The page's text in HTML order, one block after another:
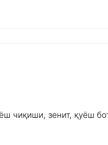
чиқиши, зенит, қуёш